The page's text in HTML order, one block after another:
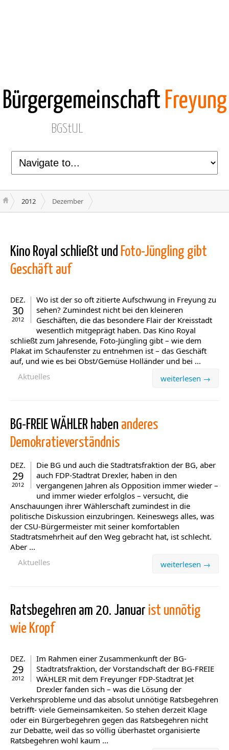
Bürgergemeinschaft Freyung
BGStUL
2012 Dezember
Kino Royal schließt und Foto-Jüngling gibt
Geschäft auf
DEZ.
30
2012
Wo ist der so oft zitierte Aufschwung in Freyung zu
sehen? Zumindest nicht bei den kleineren
Geschäften, die das besondere Flair der Kreisstadt
wesentlich mitgeprägt haben. Das Kino Royal
schließt zum Jahresende, Foto-Jüngling gibt – wie dem
Plakat im Schaufenster zu entnehmen ist – das Geschäft
auf, und wie es bei Obst/Gemüse Holländer und bei ...
weiterlesen →
Aktuelles
BG-FREIE WÄHLER haben anderes
Demokratieverständnis
DEZ.
29
2012
Die BG und auch die Stadtratsfraktion der BG, aber
auch FDP-Stadtrat Drexler, haben in den
vergangenen Jahren als Opposition immer wieder –
und immer wieder erfolglos – versucht, die
Anschauungen ihrer Wählerschaft zumindest in die
politische Diskussion einzubringen. Keineswegs alles, was
der CSU-Bürgermeister mit seiner komfortablen
Stadtratsmehrheit auf den Weg gebracht hat, ist schlecht.
Aber ...
weiterlesen →
Aktuelles
Ratsbegehren am 20. Januar ist unnötig
wie Kropf
DEZ.
29
2012
Im Rahmen einer Zusammenkunft der BG-
Stadtratsfraktion, der Vorstandschaft der BG-FREIE
WÄHLER mit dem Freyunger FDP-Stadtrat Jet
Drexler fanden sich – was die Lösung der
Verkehrsprobleme und das absolut unnötige Ratsbegehren
betrifft- viele Gemeinsamkeiten. So stehen derzeit Klage
oder ein Bürgerbegehren gegen das Ratsbegehren nicht
zur Debatte, weil das so völlig überhastet organisierte
Ratsbegehren wohl kaum ...